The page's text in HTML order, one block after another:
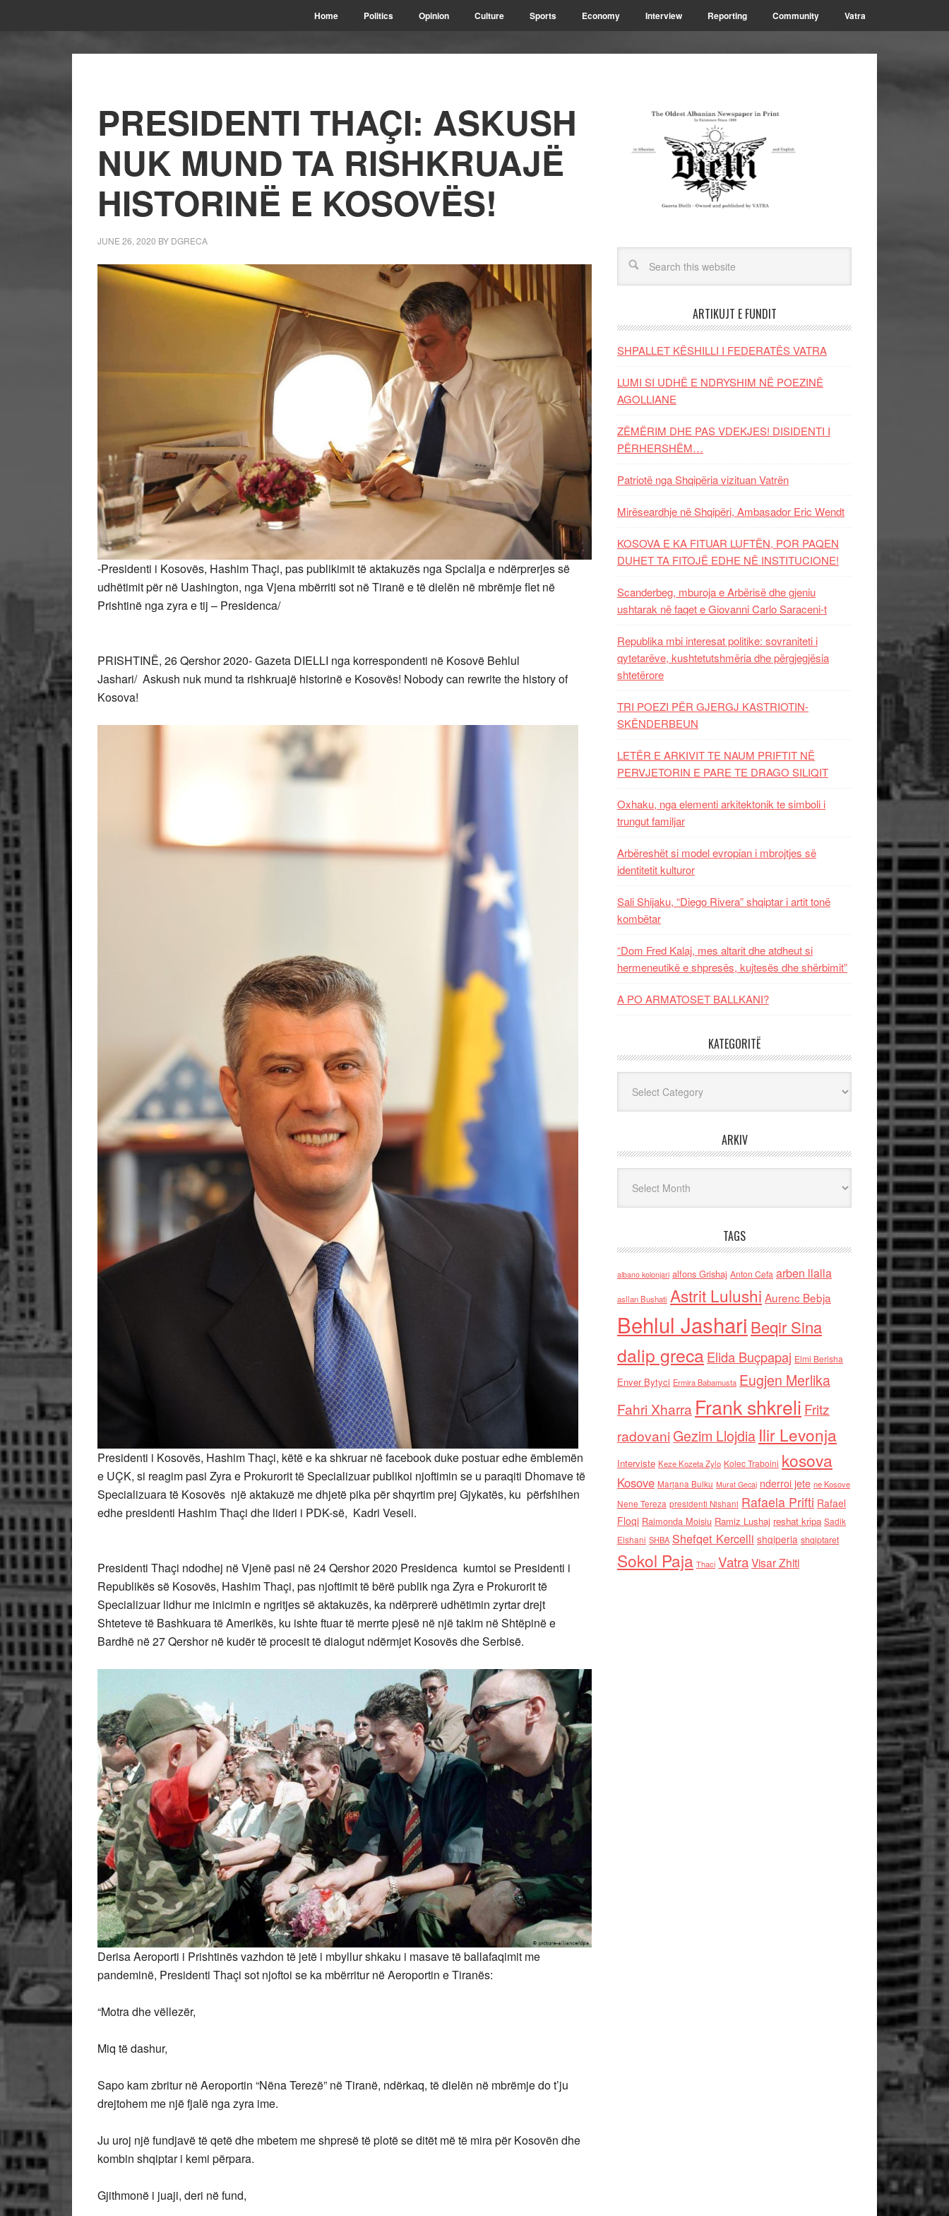
Home Politics Opinion Culture Sports Economy Interview Reporting Community Vatra
PRESIDENTI THAÇI: ASKUSH
NUK MUND TA RISHKRUAJË
HISTORINË E KOSOVËS!
JUNE 26, 2020 BY DGRECA
-Presidenti i Kosovës, Hashim Thaçi, pas publikimit të aktakuzës nga Spcialja e ndërprerjes së
udhëtimit për në Uashington, nga Vjena mbërriti sot në Tiranë e të dielën në mbrëmje flet në
Prishtinë nga zyra e tij – Presidenca/
PRISHTINË, 26 Qershor 2020- Gazeta DIELLI nga korrespondenti në Kosovë Behlul
Jashari/ Askush nuk mund ta rishkruajë historinë e Kosovës! Nobody can rewrite the history of
Kosova!
Presidenti i Kosovës, Hashim Thaçi, këtë e ka shkruar në facebook duke postuar edhe ëmblemën
e UÇK, si reagim pasi Zyra e Prokurorit të Specializuar publikoi njoftimin se u paraqiti Dhomave të
Specializuara të Kosovës një aktakuzë me dhjetë pika për shqyrtim prej Gjykatës, ku përfshihen
edhe presidenti Hashim Thaçi dhe lideri i PDK-së, Kadri Veseli.
Presidenti Thaçi ndodhej në Vjenë pasi në 24 Qershor 2020 Presidenca kumtoi se Presidenti i
Republikës së Kosovës, Hashim Thaçi, pas njoftimit të bërë publik nga Zyra e Prokurorit të
Specializuar lidhur me inicimin e ngritjes së aktakuzës, ka ndërprerë udhëtimin zyrtar drejt
Shteteve të Bashkuara të Amerikës, ku ishte ftuar të merrte pjesë në një takim në Shtëpinë e
Bardhë në 27 Qershor në kudër të procesit të dialogut ndërmjet Kosovës dhe Serbisë.
Derisa Aeroporti i Prishtinës vazhdon të jetë i mbyllur shkaku i masave të ballafaqimit me
pandeminë, Presidenti Thaçi sot njoftoi se ka mbërritur në Aeroportin e Tiranës:
“Motra dhe vëllezër,
Miq të dashur,
Sapo kam zbritur në Aeroportin “Nëna Terezë” në Tiranë, ndërkaq, të dielën në mbrëmje do t’ju
drejtohem me një fjalë nga zyra ime.
Ju uroj një fundjavë të qetë dhe mbetem me shpresë të plotë se ditët më të mira për Kosovën dhe
kombin shqiptar i kemi përpara.
Gjithmonë i juaji, deri në fund,
ARTIKUJT E FUNDIT
SHPALLET KËSHILLI I FEDERATËS VATRA
LUMI SI UDHË E NDRYSHIM NË POEZINË
AGOLLIANE
ZËMËRIM DHE PAS VDEKJES! DISIDENTI I
PËRHERSHËM…
Patriotë nga Shqipëria vizituan Vatrën
Mirëseardhje në Shqipëri, Ambasador Eric Wendt
KOSOVA E KA FITUAR LUFTËN, POR PAQEN
DUHET TA FITOJË EDHE NË INSTITUCIONE!
Scanderbeg, mburoja e Arbërisë dhe gjeniu
ushtarak në faqet e Giovanni Carlo Saraceni-t
Republika mbi interesat politike: sovraniteti i
qytetarëve, kushtetutshmëria dhe përgjegjësia
shtetërore
TRI POEZI PËR GJERGJ KASTRIOTIN-
SKËNDERBEUN
LETËR E ARKIVIT TE NAUM PRIFTIT NË
PERVJETORIN E PARE TE DRAGO SILIQIT
Oxhaku, nga elementi arkitektonik te simboli i
trungut familjar
Arbëreshët si model evropian i mbrojtjes së
identitetit kulturor
Sali Shijaku, “Diego Rivera” shqiptar i artit tonë
kombëtar
“Dom Fred Kalaj, mes altarit dhe atdheut si
hermeneutikë e shpresës, kujtesës dhe shërbimit”
A PO ARMATOSET BALLKANI?
KATEGORITË
ARKIV
TAGS
albano kolonjari alfons Grishaj Anton Cefa arben llalla
asllan Bushati Astrit Lulushi Aurenc Bebja
Behlul Jashari Beqir Sina
dalip grecaElida Buçpapaj Elmi Berisha
Enver Bytyci Ermira Babamusta Eugjen Merlika
Fahri Xharra Frank shkreli Fritz
radovaniGezim Llojdia Ilir Levonja
Interviste Keze Kozeta Zylo Kolec Traboini kosova
Kosove Marjana Bulku Murat Gecaj nderroi jete ne Kosove
Nene Tereza presidenti Nishani Rafaela Prifti Rafael
Floqi Raimonda Moisiu Ramiz Lushaj reshat kripa Sadik
Elshani SHBA Shefqet Kercelli shqiperia shqiptaret
Sokol Paja Thaci VatraVisar Zhiti